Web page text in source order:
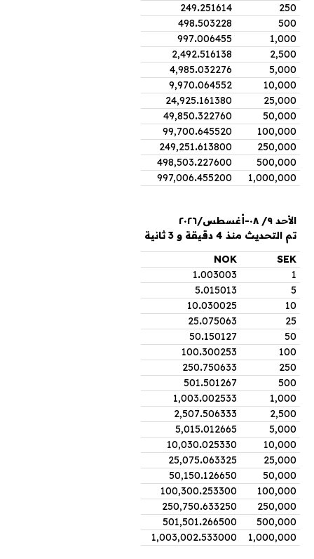
250
249.251614
500
498.503228
1,000
997.006455
2,500
2,492.516138
5,000
4,985.032276
10,000
9,970.064552
25,000
24,925.161380
50,000
49,850.322760
100,000
99,700.645520
250,000
249,251.613800
500,000
498,503.227600
1,000,000
997,006.455200
الأحد ٩/ ٠٨-أغسطس/٢٠٢٦
تم التحديث منذ 4 دقيقة و 3 ثانية
SEK
NOK
1
1.003003
5
5.015013
10
10.030025
25
25.075063
50
50.150127
100
100.300253
250
250.750633
500
501.501267
1,000
1,003.002533
2,500
2,507.506333
5,000
5,015.012665
10,000
10,030.025330
25,000
25,075.063325
50,000
50,150.126650
100,000
100,300.253300
250,000
250,750.633250
500,000
501,501.266500
1,000,000
1,003,002.533000